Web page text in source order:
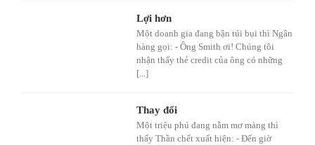
Lợi hơn
Một doanh gia đang bận túi bụi thì Ngân
hàng gọi: - Ông Smith ơi! Chúng tôi
nhận thấy thẻ credit của ông có những
[...]
Thay đổi
Một triệu phú đang nằm mơ màng thì
thấy Thần chết xuất hiện: - Đến giờ